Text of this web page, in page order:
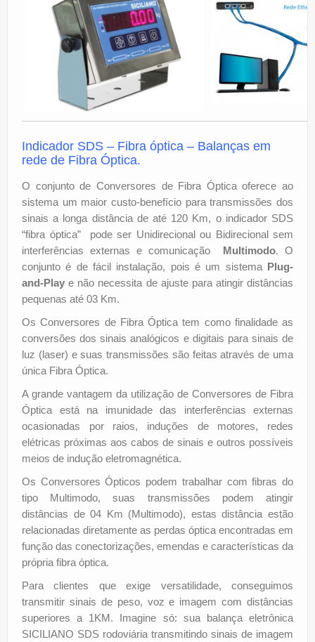
Indicador SDS – Fibra óptica – Balanças em
rede de Fibra Óptica.
O conjunto de Conversores de Fibra Óptica oferece ao
sistema um maior custo-benefício para transmissões dos
sinais a longa distância de até 120 Km, o indicador SDS
“fibra óptica” pode ser Unidirecional ou Bidirecional sem
interferências externas e comunicação Multimodo. O
conjunto é de fácil instalação, pois é um sistema Plug-
and-Play e não necessita de ajuste para atingir distâncias
pequenas até 03 Km.
Os Conversores de Fibra Óptica tem como finalidade as
conversões dos sinais analógicos e digitais para sinais de
luz (laser) e suas transmissões são feitas através de uma
única Fibra Óptica.
A grande vantagem da utilização de Conversores de Fibra
Óptica está na imunidade das interferências externas
ocasionadas por raios, induções de motores, redes
elétricas próximas aos cabos de sinais e outros possíveis
meios de indução eletromagnética.
Os Conversores Ópticos podem trabalhar com fibras do
tipo Multimodo, suas transmissões podem atingir
distâncias de 04 Km (Multimodo), estas distância estão
relacionadas diretamente as perdas óptica encontradas em
função das conectorizações, emendas e características da
própria fibra óptica.
Para clientes que exige versatilidade, conseguimos
transmitir sinais de peso, voz e imagem com distâncias
superiores a 1KM. Imagine só: sua balança eletrônica
SICILIANO SDS rodoviária transmitindo sinais de imagem